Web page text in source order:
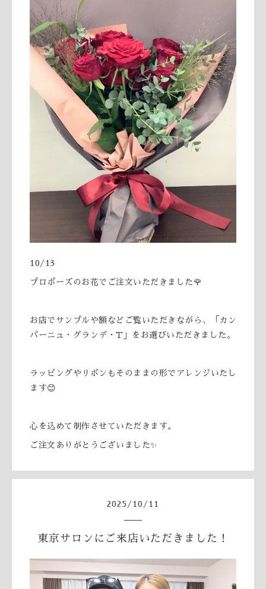
10/13
プロポーズのお花でご注文いただきました🌹
お店でサンプルや額などご覧いただきながら、「カン
パーニュ・グランデ・T」をお選びいただきました。
ラッピングやリボンもそのままの形でアレンジいたし
ます😊
心を込めて制作させていただきます。
ご注文ありがとうございました✨
2025 / 10 / 11
東京サロンにご来店いただきました！